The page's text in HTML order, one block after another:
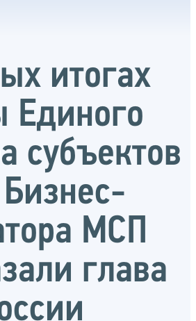
итогах
Единого
субъектов
МСП
глава